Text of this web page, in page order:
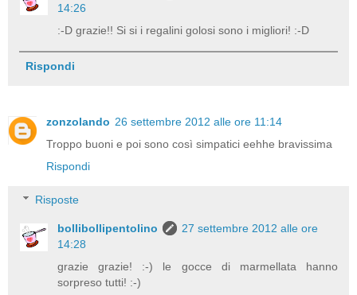
14:26
:-D grazie!! Si si i regalini golosi sono i migliori! :-D
Rispondi
zonzolando 26 settembre 2012 alle ore 11:14
Troppo buoni e poi sono così simpatici eehhe bravissima
Rispondi
Risposte
bollibollipentolino
27 settembre 2012 alle ore
14:28
grazie grazie! :-) le gocce di marmellata hanno
sorpreso tutti! :-)